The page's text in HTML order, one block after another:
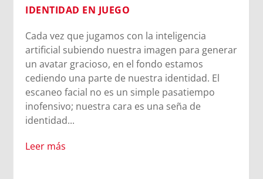
para generar
El
de
Mazzarello y las Hijas de María
Entre la cercanía de Madre
testimonio vivo de las salesianas
compartida en el oratorio, los
descubrieron que el legado de
Mazzarello sigue latiendo en